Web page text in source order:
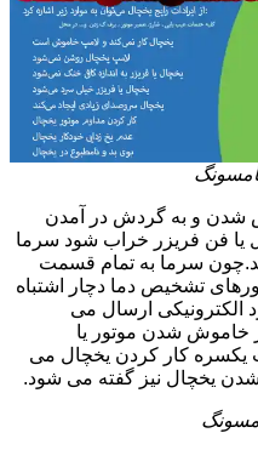
شدن و به گردش در آمدن
یا فن فریزر خراب شود سرما
سرما به تمام قسمت
تشخیص دما دچار اشتباه
الکترونیکی ارسال می
خاموش شدن موتور یا
یکسره کار کردن یخچال می
یخچال نیز گفته می شود.